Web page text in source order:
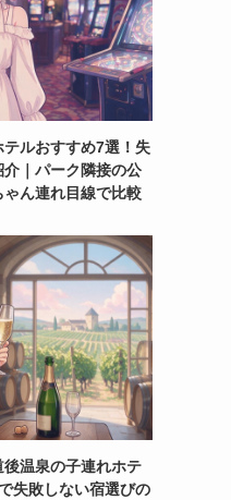
ルおすすめ7選！失
｜パーク隣接の公
ん連れ目線で比較
温泉の子連れホテ
失敗しない宿選びの